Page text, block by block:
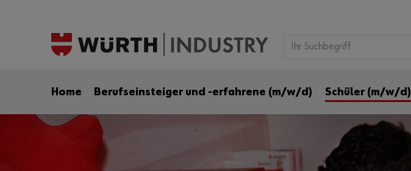
Home Berufseinsteiger und -erfahrene (m/w/d) Schüler (m/w/d)